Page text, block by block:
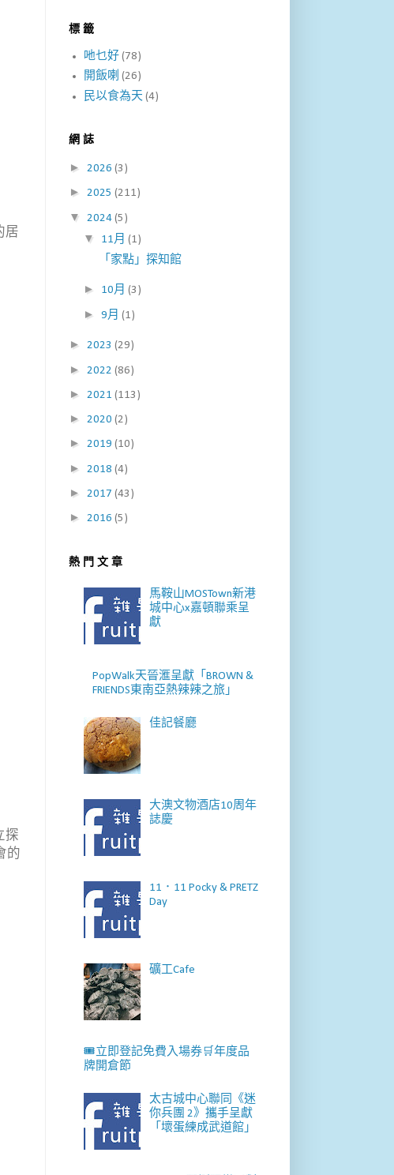
居
探
的
標 籤
吔乜好 (78)
開飯喇 (26)
民以食為天 (4)
網 誌
► 2026 (3)
► 2025 (211)
▼ 2024 (5)
▼ 11月 (1)
「家點」探知館
► 10月 (3)
► 9月 (1)
► 2023 (29)
► 2022 (86)
► 2021 (113)
► 2020 (2)
► 2019 (10)
► 2018 (4)
► 2017 (43)
► 2016 (5)
熱 門 文 章
馬鞍山MOSTown新港
城中心x嘉頓聯乘呈
獻
PopWalk天晉滙呈獻「BROWN &
FRIENDS東南亞熱辣辣之旅」
佳記餐廳
大澳文物酒店10周年
誌慶
11．11 Pocky & PRETZ
Day
礦工Cafe
🎟️立即登記免費入場券🛒年度品
牌開倉節
太古城中心聯同《迷
你兵團 2》攜手呈獻
「壞蛋練成武道館」